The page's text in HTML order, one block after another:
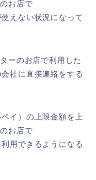
お店で
えない状況になって
ーのお店で利用した
社に直接連絡をする
イ）の上限金額を上
お店で
用できるようになる